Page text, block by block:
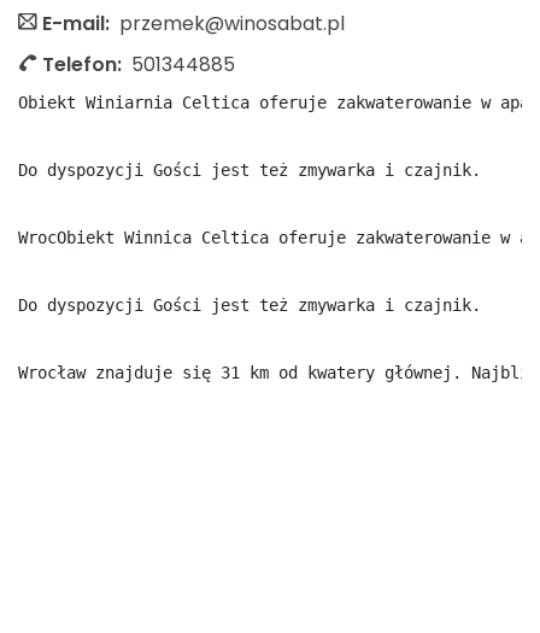
E-mail: przemek@winosabat.pl
Telefon: 501344885
Obiekt Winiarnia Celtica oferuje zakwaterowanie w
Do dyspozycji Gości jest też zmywarka i czajnik.
WrocObiekt Winnica Celtica oferuje zakwaterowanie w
Do dyspozycji Gości jest też zmywarka i czajnik.
Wrocław znajduje się 31 km od kwatery głównej.